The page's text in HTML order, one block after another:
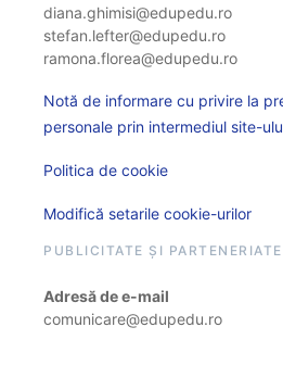
diana.ghimisi@edupedu.ro
stefan.lefter@edupedu.ro
ramona.florea@edupedu.ro
Notă de informare cu privire la
personale prin intermediul site-
Politica de cookie
Modifică setarile cookie-urilor
PUBLICITATE ȘI PARTENERIATE
Adresă de e-mail
comunicare@edupedu.ro